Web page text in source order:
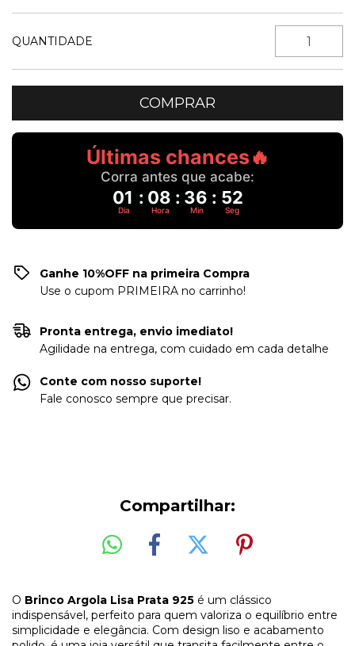
QUANTIDADE
Últimas chances🔥
Corra antes que acabe:
01 : 08 : 36 : 51
Dia Hora Min Seg
Ganhe 10%OFF na primeira Compra
Use o cupom PRIMEIRA no carrinho!
Pronta entrega, envio imediato!
Agilidade na entrega, com cuidado em cada detalhe
Conte com nosso suporte!
Fale conosco sempre que precisar.
Compartilhar:
O Brinco Argola Lisa Prata 925 é um clássico
indispensável, perfeito para quem valoriza o equilíbrio entre
simplicidade e elegância. Com design liso e acabamento